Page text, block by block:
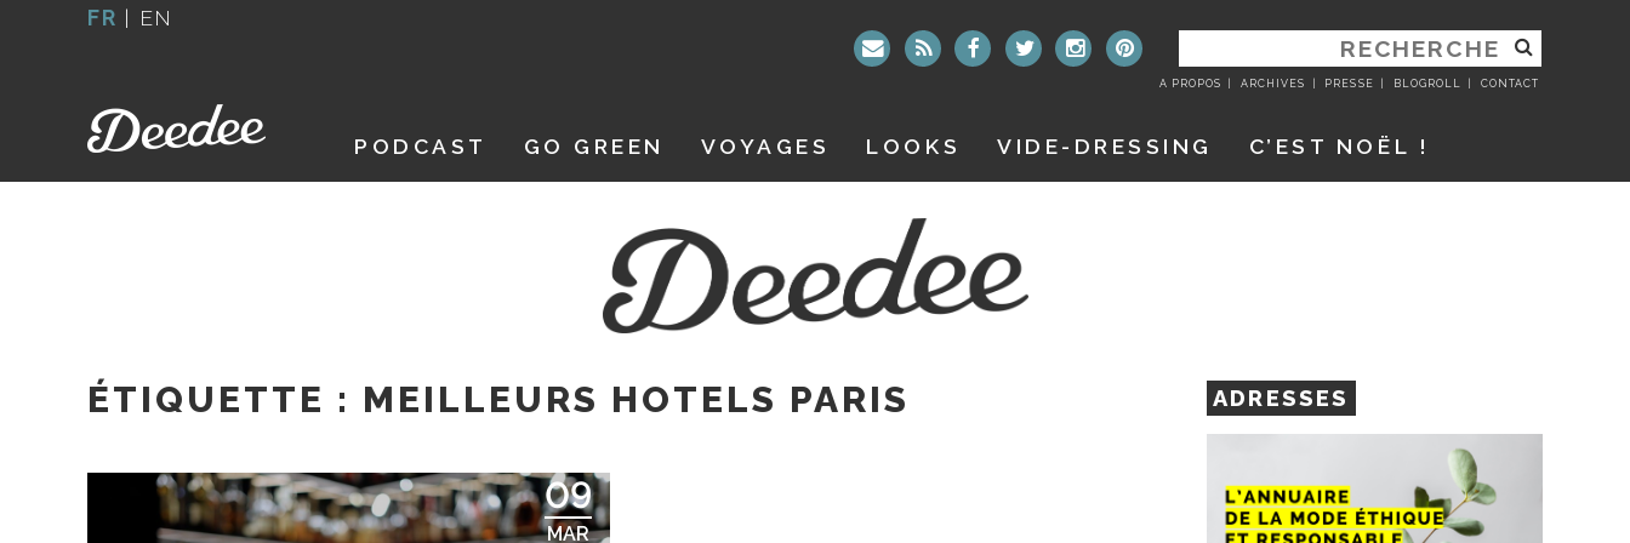
FR | EN
RECHERCHER
:
A PROPOS ARCHIVES PRESSE BLOGROLL CONTACT
PODCAST GO GREEN VOYAGES LOOKS VIDE-DRESSING C’EST NOËL !
ÉTIQUETTE : MEILLEURS HOTELS PARIS
09
MAR
ADRESSES